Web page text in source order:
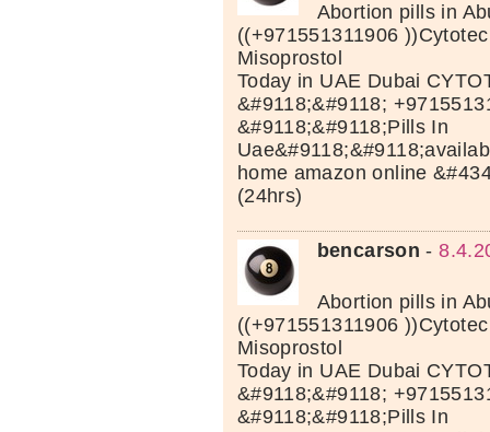
Abortion pills in
((+971551311906
Misoprostol
Today in UAE Dubai
&#9118;&#9118;
&#9118;&#9118;Pills In
home amazon online
(24hrs)
bencarson -
Abortion pills in
((+971551311906
Misoprostol
Today in UAE Dubai
&#9118;&#9118;
&#9118;&#9118;Pills In